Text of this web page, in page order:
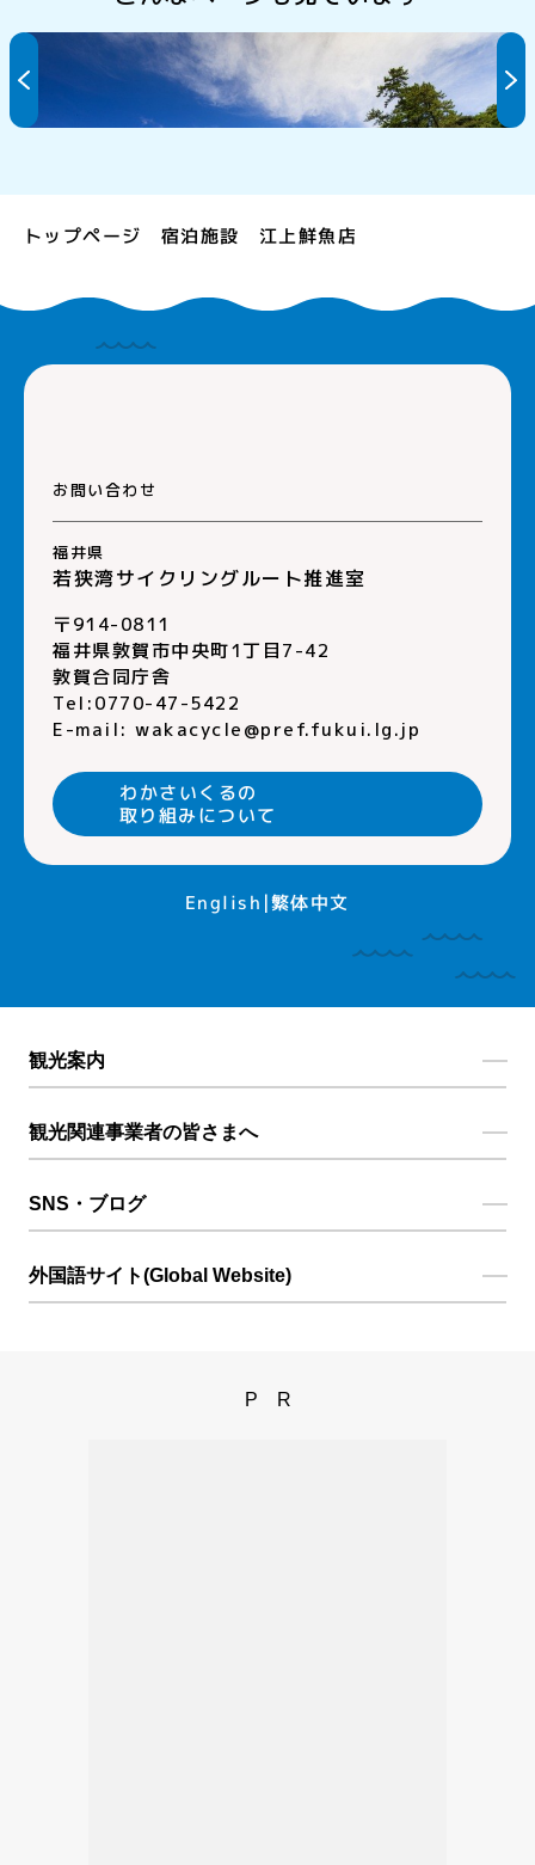
トップページ 宿泊施設 江上鮮魚店
城山公園・明鏡洞(城山海水浴場)
お問い合わせ
福井県
若狭湾サイクリングルート推進室
〒914-0811
福井県敦賀市中央町1丁目7-42
敦賀合同庁舎
Tel:0770-47-5422
E-mail: wakacycle@pref.fukui.lg.jp
わかさいくるの
取り組みについて
English 繁体中文
観光案内
観光関連事業者の皆さまへ
SNS・ブログ
外国語サイト(Global Website)
PR